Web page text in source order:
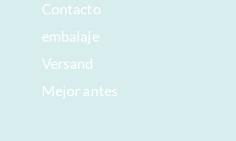
Contacto
embalaje
Versand
Mejor antes